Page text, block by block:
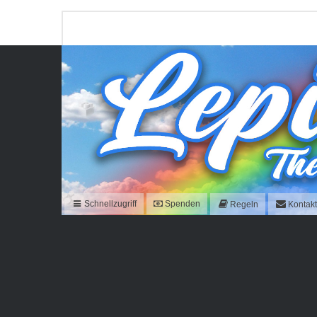
Schnellzugriff Spenden Regeln Kontakt